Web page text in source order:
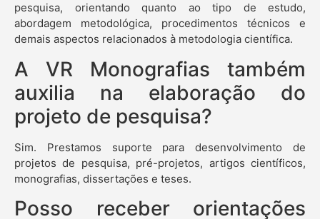
pesquisa, orientando quanto ao tipo de estudo,
abordagem metodológica, procedimentos técnicos e
demais aspectos relacionados à metodologia científica.
A VR Monografias também
auxilia na elaboração do
projeto de pesquisa?
Sim. Prestamos suporte para desenvolvimento de
projetos de pesquisa, pré-projetos, artigos científicos,
monografias, dissertações e teses.
Posso receber orientações